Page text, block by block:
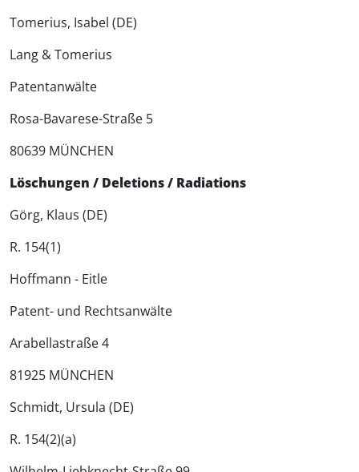
Tomerius, Isabel (DE)
Lang & Tomerius
Patentanwälte
Rosa-Bavarese-Straße 5
80639 MÜNCHEN
Löschungen / Deletions / Radiations
Görg, Klaus (DE)
R. 154(1)
Hoffmann - Eitle
Patent- und Rechtsanwälte
Arabellastraße 4
81925 MÜNCHEN
Schmidt, Ursula (DE)
R. 154(2)(a)